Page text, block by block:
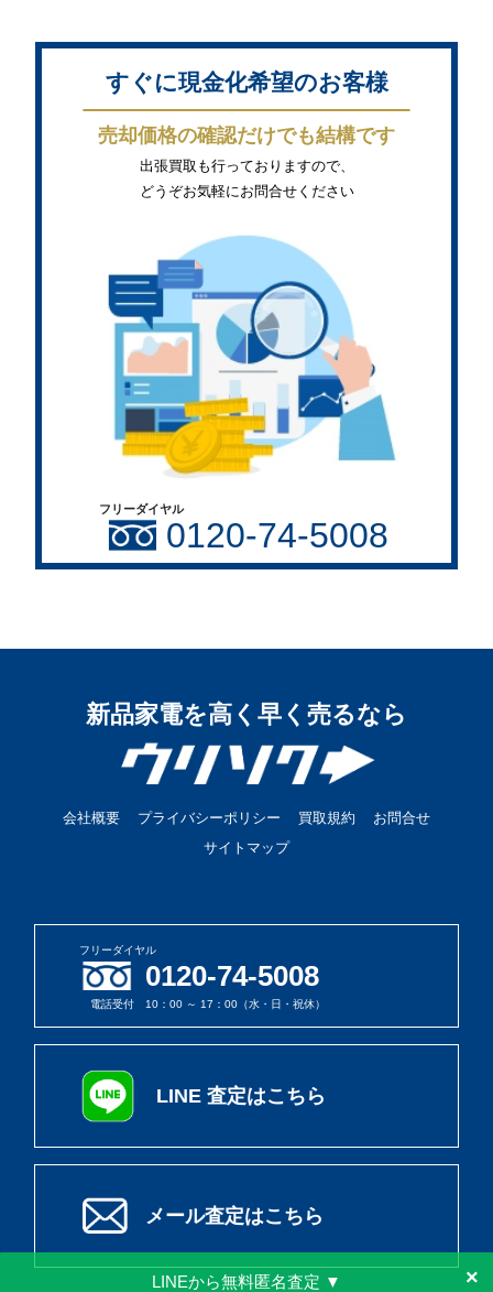
すぐに現金化希望のお客様
売却価格の確認だけでも結構です
出張買取も行っておりますので、
どうぞお気軽にお問合せください
フリーダイヤル
0120-74-5008
新品家電を高く早く売るなら
会社概要 プライバシーポリシー 買取規約
お問合せ
サイトマップ
フリーダイヤル
0120-74-5008
電話受付 10：00 ～ 17：00（水・日・祝休）
LINE 査定はこちら
メール査定はこちら
LINEから無料匿名査定 ▼ ×